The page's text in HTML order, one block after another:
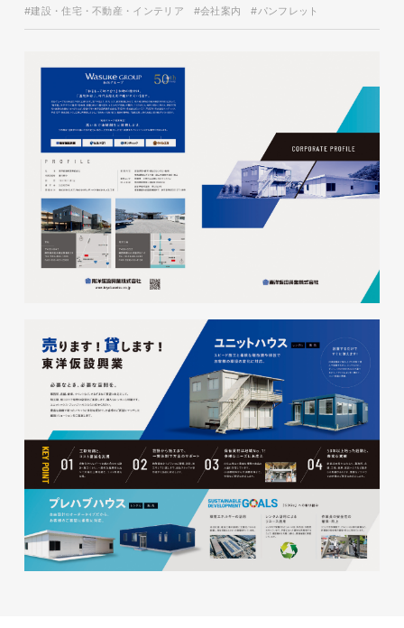
磐田商工会議所様 磐田市商店
会連盟チラシ
印刷物
#公共・行政・団体
#チラシ
#建設・住宅・不動産・インテリア
#会社案内 #パンフレット